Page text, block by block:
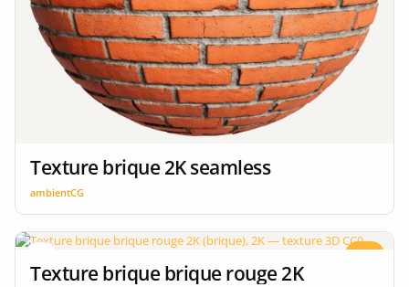
Texture brique 2K seamless
ambientCG
Texture brique brique rouge 2K